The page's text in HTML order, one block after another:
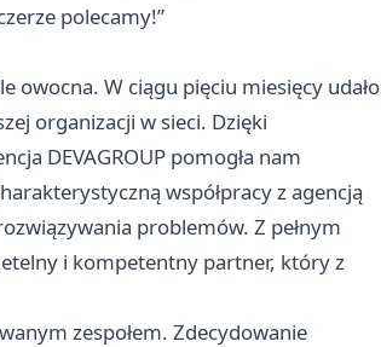
polecamy!”
owocna. W ciągu pięciu miesięcy udało
organizacji w sieci. Dzięki
DEVAGROUP pomogła nam
współpracy z agencją
problemów. Z pełnym
i kompetentny partner, który z
zespołem. Zdecydowanie